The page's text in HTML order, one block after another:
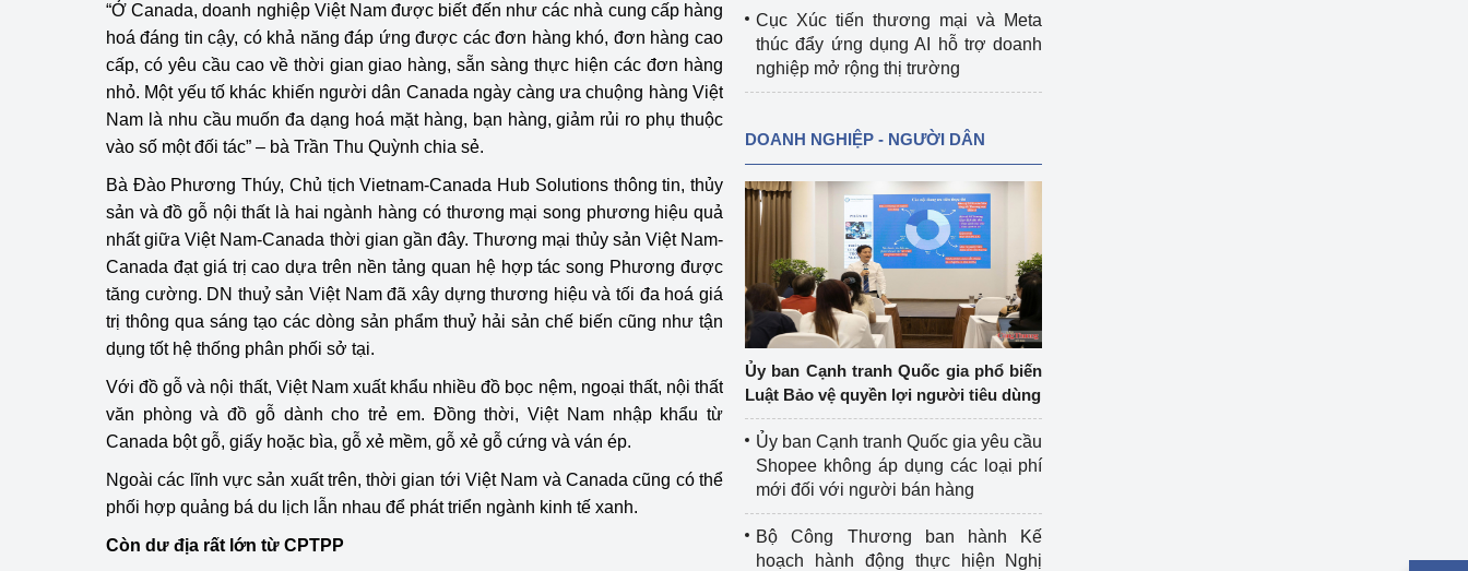
“Ở Canada, doanh nghiệp Việt Nam được biết đến như các nhà cung cấp hàng
hoá đáng tin cậy, có khả năng đáp ứng được các đơn hàng khó, đơn hàng cao
cấp, có yêu cầu cao về thời gian giao hàng, sẵn sàng thực hiện các đơn hàng
nhỏ. Một yếu tố khác khiến người dân Canada ngày càng ưa chuộng hàng Việt
Nam là nhu cầu muốn đa dạng hoá mặt hàng, bạn hàng, giảm rủi ro phụ thuộc
vào số một đối tác” – bà Trần Thu Quỳnh chia sẻ.
Bà Đào Phương Thúy, Chủ tịch Vietnam-Canada Hub Solutions thông tin, thủy
sản và đồ gỗ nội thất là hai ngành hàng có thương mại song phương hiệu quả
nhất giữa Việt Nam-Canada thời gian gần đây. Thương mại thủy sản Việt Nam-
Canada đạt giá trị cao dựa trên nền tảng quan hệ hợp tác song Phương được
tăng cường. DN thuỷ sản Việt Nam đã xây dựng thương hiệu và tối đa hoá giá
trị thông qua sáng tạo các dòng sản phẩm thuỷ hải sản chế biến cũng như tận
dụng tốt hệ thống phân phối sở tại.
Với đồ gỗ và nội thất, Việt Nam xuất khẩu nhiều đồ bọc nệm, ngoại thất, nội thất
văn phòng và đồ gỗ dành cho trẻ em. Đồng thời, Việt Nam nhập khẩu từ
Canada bột gỗ, giấy hoặc bìa, gỗ xẻ mềm, gỗ xẻ gỗ cứng và ván ép.
Ngoài các lĩnh vực sản xuất trên, thời gian tới Việt Nam và Canada cũng có thể
phối hợp quảng bá du lịch lẫn nhau để phát triển ngành kinh tế xanh.
Còn dư địa rất lớn từ CPTPP
Cục Xúc tiến thương mại và Meta
thúc đẩy ứng dụng AI hỗ trợ doanh
nghiệp mở rộng thị trường
DOANH NGHIỆP - NGƯỜI DÂN
Ủy ban Cạnh tranh Quốc gia phổ biến
Luật Bảo vệ quyền lợi người tiêu dùng
Ủy ban Cạnh tranh Quốc gia yêu cầu
Shopee không áp dụng các loại phí
mới đối với người bán hàng
Bộ Công Thương ban hành Kế
hoạch hành động thực hiện Nghị